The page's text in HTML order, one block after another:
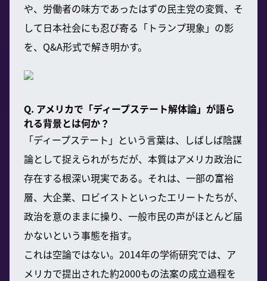
や、労働者の味方であったはずの民主党の変質、そ
して日本社会にも忍び寄る「トランプ現象」の影
を、Q&A形式で解き明かす。
Q. アメリカで「ディープステート解体論」が語ら
れる背景とは何か？
「ディープステート」という言葉は、しばしば陰謀
論として捉えられがちだが、本質はアメリカ政治に
存在する根深い現実である。それは、一部の富裕
層、大企業、ロビイストといったエリートたちが、
政治を意のままに操り、一般市民の声がほとんど届
かないという事態を指す。
これは空論ではない。2014年の学術研究では、ア
メリカで提出された約2000もの法案の成立過程を